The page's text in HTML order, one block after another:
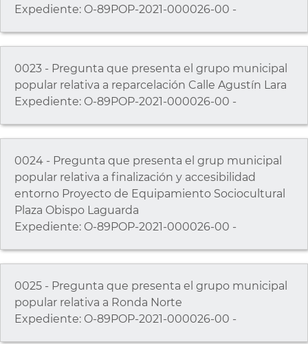
Expediente: O-89POP-2021-000026-00 -
0023 - Pregunta que presenta el grupo municipal
popular relativa a reparcelación Calle Agustín Lara
Expediente: O-89POP-2021-000026-00 -
0024 - Pregunta que presenta el grup municipal
popular relativa a finalización y accesibilidad
entorno Proyecto de Equipamiento Sociocultural
Plaza Obispo Laguarda
Expediente: O-89POP-2021-000026-00 -
0025 - Pregunta que presenta el grupo municipal
popular relativa a Ronda Norte
Expediente: O-89POP-2021-000026-00 -